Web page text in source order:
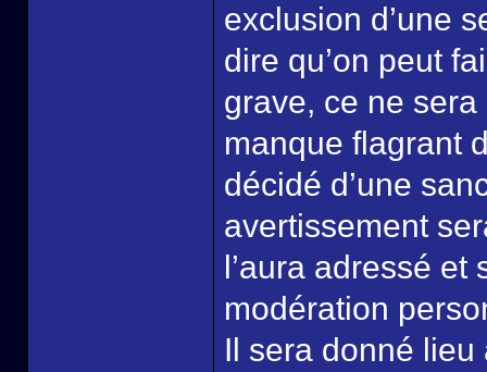
exclusion d’une
dire qu’on peut
grave, ce ne sera
manque flagrant
décidé d’une
avertissement
l’aura adressé
modération
Il sera donné